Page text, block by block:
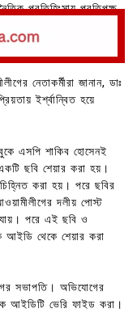
প্রতিহিংসায় প্রতিপক্ষ
নেতাকর্মীরা জানান, ডাঃ
ইর্শ্বান্বিত হয়ে
এসপি শাকিব হোসেনই
ছবি শেয়ার করা হয়।
করা হয়। পরে ছবির
দলীয় পোস্ট
পরে এই ছবি ও
আইডি থেকে শেয়ার করা
সভাপতি। অভিযোগের
আইডিটি ভেরি ফাইড করা।